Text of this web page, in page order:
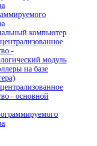
компьютер
-
модуль
на базе
- основной